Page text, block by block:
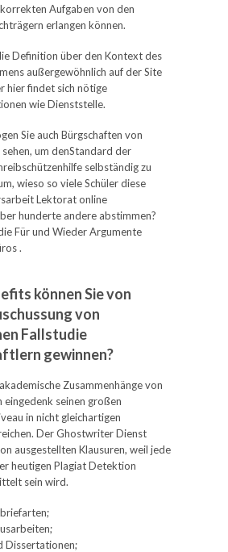
Aufgaben von den
erlangen können.
Definition über den Kontext des
außergewöhnlich auf der Site
hier findet sich nötige
wie Dienststelle.
Sie auch Bürgschaften von
um denStandard der
selbständig zu
wieso so viele Schüler diese
Lektorat online
hunderte andere abstimmen?
Für und Wieder Argumente
.
können Sie von
von
Fallstudie
gewinnen?
Zusammenhänge von
eingedenk seinen großen
in nicht gleichartigen
Der Ghostwriter Dienst
ausgestellten Klausuren, weil jede
heutigen Plagiat Detektion
sein wird.
Dissertationen;